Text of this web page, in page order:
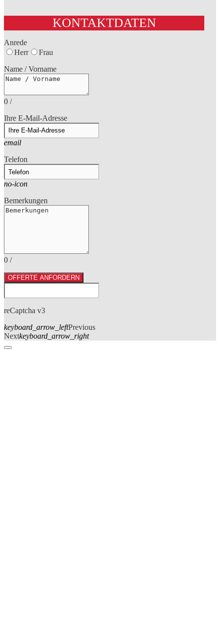
KONTAKTDATEN
Anrede
Herr
Frau
Name / Vorname
0 /
Ihre E-Mail-Adresse
email
Telefon
no-icon
Bemerkungen
0 /
OFFERTE ANFORDERN
reCaptcha v3
keyboard_arrow_leftPrevious
Nextkeyboard_arrow_right